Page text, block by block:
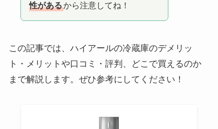
性があるから注意してね！
この記事では、ハイアールの冷蔵庫のデメリッ
ト・メリットや口コミ・評判、どこで買えるのか
まで解説します。ぜひ参考にしてください！